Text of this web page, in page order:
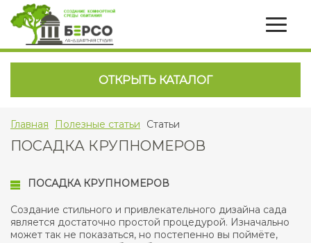
ОТКРЫТЬ КАТАЛОГ
Главная Полезные статьи Статьи
ПОСАДКА КРУПНОМЕРОВ
ПОСАДКА КРУПНОМЕРОВ
Создание стильного и привлекательного дизайна сада
является достаточно простой процедурой. Изначально
может так не показаться, но постепенно вы поймёте,